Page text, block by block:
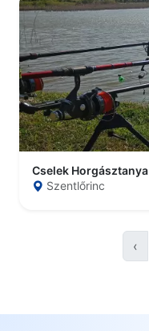
Cselek Horgásztanya
Szentlőrinc
‹